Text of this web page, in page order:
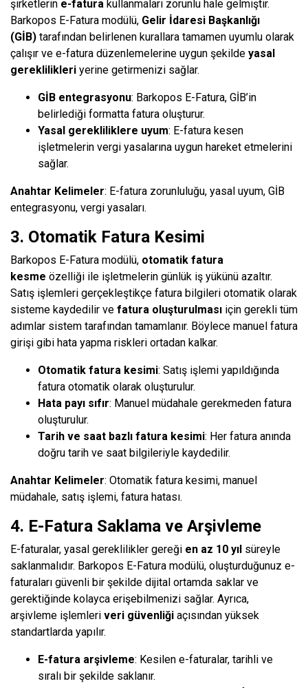
şirketlerin e-fatura kullanmaları zorunlu hale gelmiştir.
Barkopos E-Fatura modülü, Gelir İdaresi Başkanlığı
(GİB) tarafından belirlenen kurallara tamamen uyumlu olarak
çalışır ve e-fatura düzenlemelerine uygun şekilde yasal
gereklilikleri yerine getirmenizi sağlar.
GİB entegrasyonu: Barkopos E-Fatura, GİB’in
belirlediği formatta fatura oluşturur.
Yasal gerekliliklere uyum: E-fatura kesen
işletmelerin vergi yasalarına uygun hareket etmelerini
sağlar.
Anahtar Kelimeler: E-fatura zorunluluğu, yasal uyum, GİB
entegrasyonu, vergi yasaları.
3. Otomatik Fatura Kesimi
Barkopos E-Fatura modülü, otomatik fatura
kesme özelliği ile işletmelerin günlük iş yükünü azaltır.
Satış işlemleri gerçekleştikçe fatura bilgileri otomatik olarak
sisteme kaydedilir ve fatura oluşturulması için gerekli tüm
adımlar sistem tarafından tamamlanır. Böylece manuel fatura
girişi gibi hata yapma riskleri ortadan kalkar.
Otomatik fatura kesimi: Satış işlemi yapıldığında
fatura otomatik olarak oluşturulur.
Hata payı sıfır: Manuel müdahale gerekmeden fatura
oluşturulur.
Tarih ve saat bazlı fatura kesimi: Her fatura anında
doğru tarih ve saat bilgileriyle kaydedilir.
Anahtar Kelimeler: Otomatik fatura kesimi, manuel
müdahale, satış işlemi, fatura hatası.
4. E-Fatura Saklama ve Arşivleme
E-faturalar, yasal gereklilikler gereği en az 10 yıl süreyle
saklanmalıdır. Barkopos E-Fatura modülü, oluşturduğunuz e-
faturaları güvenli bir şekilde dijital ortamda saklar ve
gerektiğinde kolayca erişebilmenizi sağlar. Ayrıca,
arşivleme işlemleri veri güvenliği açısından yüksek
standartlarda yapılır.
E-fatura arşivleme: Kesilen e-faturalar, tarihli ve
sıralı bir şekilde saklanır.